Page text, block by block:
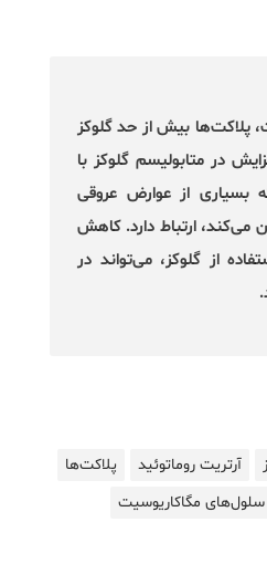
پلاکت‌ها بیش از حد گلوکز
در متابولیسم گلوکز با
بسیاری از عوارض عروقی
می‌کند، ارتباط دارد. کاهش
از گلوکز، می‌تواند در
آرتریت روماتوئید
پلاکت‌ها
سلول‌های مگاکاریوسیت